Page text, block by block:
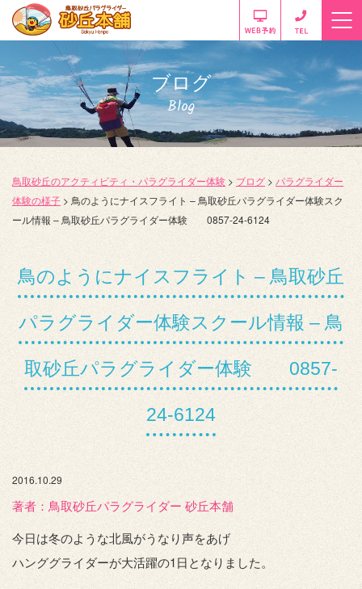
ブログ
Blog
鳥取砂丘のアクティビティ・パラグライダー体験 > ブログ > パラグライダー
体験の様子 > 鳥のようにナイスフライト – 鳥取砂丘パラグライダー体験スク
ール情報 – 鳥取砂丘パラグライダー体験 0857-24-6124
鳥のようにナイスフライト – 鳥取砂丘
パラグライダー体験スクール情報 – 鳥
取砂丘パラグライダー体験 0857-
24-6124
2016.10.29
著者：️鳥取砂丘パラグライダー 砂丘本舗
今日は冬のような北風がうなり声をあげ
ハンググライダーが大活躍の1日となりました。